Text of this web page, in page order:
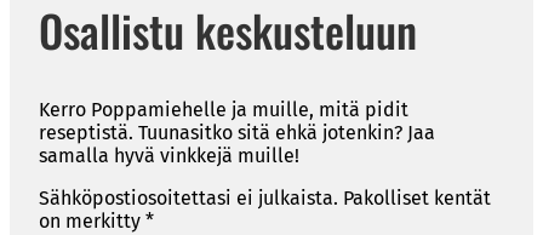
Osallistu keskusteluun
Kerro Poppamiehelle ja muille, mitä pidit
reseptistä. Tuunasitko sitä ehkä jotenkin? Jaa
samalla hyvä vinkkejä muille!
Sähköpostiosoitettasi ei julkaista. Pakolliset kentät
on merkitty *